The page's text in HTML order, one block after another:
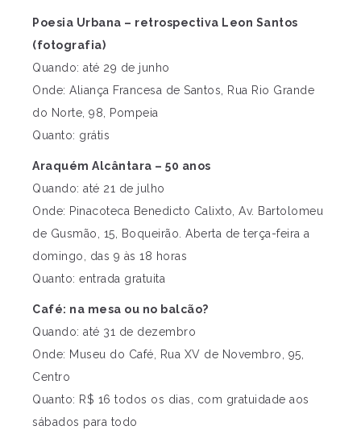
Poesia Urbana – retrospectiva Leon Santos
(fotografia)
Quando: até 29 de junho
Onde: Aliança Francesa de Santos, Rua Rio Grande
do Norte, 98, Pompeia
Quanto: grátis
Araquém Alcântara – 50 anos
Quando: até 21 de julho
Onde: Pinacoteca Benedicto Calixto, Av. Bartolomeu
de Gusmão, 15, Boqueirão. Aberta de terça-feira a
domingo, das 9 às 18 horas
Quanto: entrada gratuita
Café: na mesa ou no balcão?
Quando: até 31 de dezembro
Onde: Museu do Café, Rua XV de Novembro, 95,
Centro
Quanto: R$ 16 todos os dias, com gratuidade aos
sábados para todo